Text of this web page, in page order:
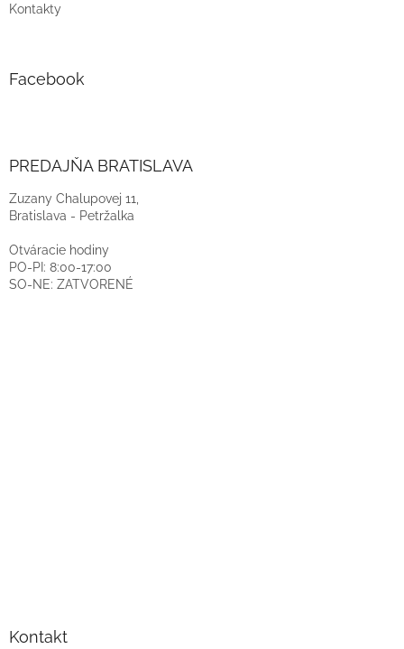
Kontakty
Facebook
PREDAJŇA BRATISLAVA
Zuzany Chalupovej 11,
Bratislava - Petržalka
Otváracie hodiny
PO-PI: 8:00-17:00
SO-NE: ZATVORENÉ
Kontakt